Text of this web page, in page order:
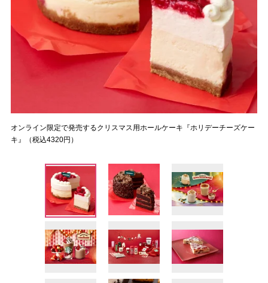
オンライン限定で発売するクリスマス用ホールケーキ『ホリデーチーズケー
キ』（税込4320円）